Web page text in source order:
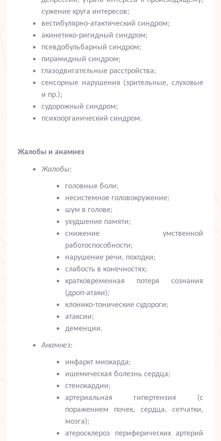
сужение круга интересов;
вестибулярно-атактический синдром;
акинетико-ригидный синдром;
псевдобульбарный синдром;
пирамидный синдром;
глазодвигательные расстройства;
сенсорные нарушения (зрительные, слуховые
и пр.);
судорожный синдром;
психоорганический синдром.
Жалобы и анамнез
Жалобы:
головные боли;
несистемное головокружение;
шум в голове;
ухудшение памяти;
снижение умственной
работоспособности;
нарушение речи, походки;
слабость в конечностях;
кратковременная потеря сознания
(дроп-атаки);
клонико-тонические судороги;
атаксии;
деменции.
Анамнез:
инфаркт миокарда;
ишемическая болезнь сердца;
стенокардии;
артериальная гипертензия (с
поражением почек, сердца, сетчатки,
мозга);
атеросклероз периферических артерий